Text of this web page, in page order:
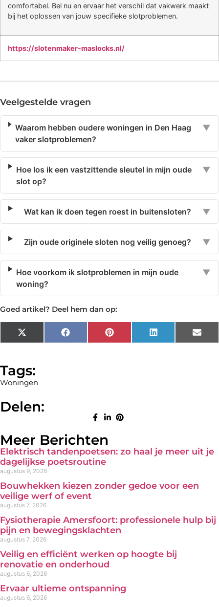
comfortabel. Bel nu en ervaar het verschil dat vakwerk maakt
bij het oplossen van jouw specifieke slotproblemen.
https://slotenmaker-maslocks.nl/
Veelgestelde vragen
Waarom hebben oudere woningen in Den Haag
vaker slotproblemen?
▼
Hoe los ik een vastzittende sleutel in mijn oude
slot op?
▼
Wat kan ik doen tegen roest in buitensloten? ▼
Zijn oude originele sloten nog veilig genoeg? ▼
Hoe voorkom ik slotproblemen in mijn oude
woning?
▼
Goed artikel? Deel hem dan op:
X
(Twitter)
Facebook Pinterest LinkedIn
Tags:
Woningen
Delen:
Meer Berichten
Elektrisch tandenpoetsen: zo haal je meer uit je
dagelijkse poetsroutine
augustus 9, 2026
Bouwhekken kiezen zonder gedoe voor een
veilige werf of event
augustus 7, 2026
Fysiotherapie Amersfoort: professionele hulp bij
pijn en bewegingsklachten
augustus 7, 2026
Veilig en efficiënt werken op hoogte bij
renovatie en onderhoud
augustus 6, 2026
Ervaar ultieme ontspanning
augustus 6, 2026